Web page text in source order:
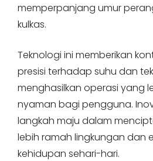
memperpanjang umur
kulkas.
Teknologi ini memberikan
presisi terhadap suhu dan
menghasilkan operasi yang
nyaman bagi pengguna.
langkah maju dalam
lebih ramah lingkungan dan
kehidupan sehari-hari.